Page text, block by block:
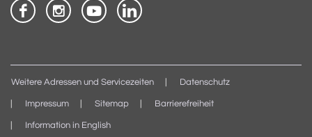
Weitere Adressen und Servicezeiten Datenschutz
Impressum Sitemap Barrierefreiheit
Information in English